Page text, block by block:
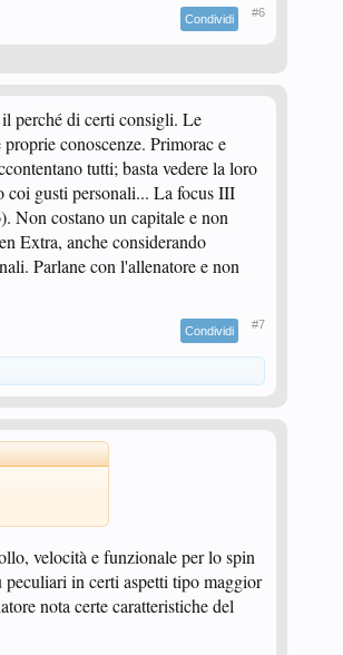
Condividi #6
perché di certi consigli. Le
conoscenze. Primorac e
tutti; basta vedere la loro
coi gusti personali... La focus III
Non costano un capitale e non
Extra, anche considerando
Parlane con l'allenatore e non
Condividi #7
velocità e funzionale per lo spin
in certi aspetti tipo maggior
nota certe caratteristiche del